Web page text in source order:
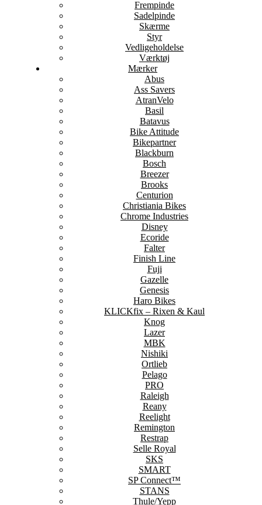
Frempinde
Sadelpinde
Skærme
Styr
Vedligeholdelse
Værktøj
Mærker
Abus
Ass Savers
AtranVelo
Basil
Batavus
Bike Attitude
Bikepartner
Blackburn
Bosch
Breezer
Brooks
Centurion
Christiania Bikes
Chrome Industries
Disney
Ecoride
Falter
Finish Line
Fuji
Gazelle
Genesis
Haro Bikes
KLICKfix – Rixen & Kaul
Knog
Lazer
MBK
Nishiki
Ortlieb
Pelago
PRO
Raleigh
Reany
Reelight
Remington
Restrap
Selle Royal
SKS
SMART
SP Connect™
STANS
Thule/Yepp